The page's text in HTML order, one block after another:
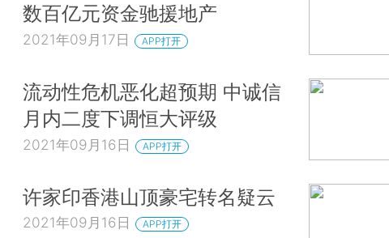
数百亿元资金驰援地产
2021年09月17日 APP打开
流动性危机恶化超预期 中诚信
月内二度下调恒大评级
2021年09月16日 APP打开
许家印香港山顶豪宅转名疑云
2021年09月16日 APP打开